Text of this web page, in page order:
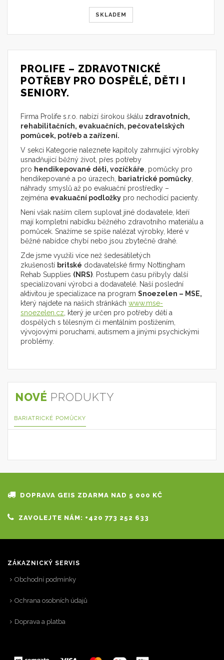
SKLADEM
PROLIFE – ZDRAVOTNICKÉ
POTŘEBY PRO DOSPĚLÉ, DĚTI I
SENIORY.
Firma Prolife s.r.o. nabízí širokou škálu zdravotních,
rehabilitačních, evakuačních, pečovatelských
pomůcek, potřeb a zařízení.
V sekci Kategorie naleznete kapitoly zahrnující výrobky
usnadňující běžný život, přes potřeby
pro hendikepované děti, vozíčkáře , pomůcky pro
hendikepované a po úrazech, bariatrické pomůcky
náhrady smyslů až po evakuační prostředky –
zejména evakuační podložky pro nechodící pacienty.
Není však naším cílem suplovat jiné dodavatele, kteří
mají kompletní nabídku běžného zdravotního materiálu a
pomůcek. Snažíme se spíše nalézat výrobky, které v
běžné nabídce chybí nebo jsou zbytečně drahé.
Zde jsme využili více než šedesátiletých
zkušeností britské dodavatelské firmy Nottingham
Rehab Supplies (NRS) . Postupem času přibyly další
specializovaní výrobci a dodavatelé. Naší poslední
aktivitou je specializace na program Snoezelen – MSE,
který najdete na našich stránkách www.mse-
snoezelen.cz , který je určen pro potřeby dětí a
dospělých s tělesným či mentálním postižením,
vývojovými poruchami, autismem a jinými psychickými
problémy.
NOVÉ PRODUKTY
BARIATRICKÉ POMŮCKY
DOPRAVA GEIS ZDARMA NAD 5 000 KČ
ZAVOLEJTE NÁM: +420 773 252 633
ZÁKAZNICKÝ SERVIS
Obchodní podmínky
Ochrana osobních údajů
Doprava a platba